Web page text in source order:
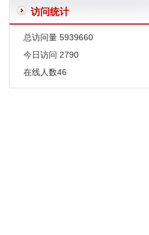
访问统计
总访问量 5939660
今日访问 2790
在线人数46